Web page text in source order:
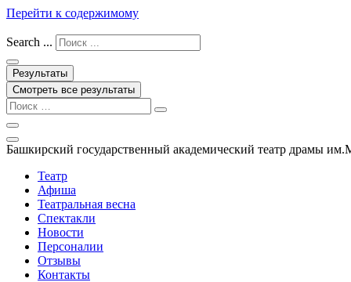
Перейти к содержимому
Search ...
Результаты
Смотреть все результаты
Башкирский государственный академический театр драмы
Театр
Афиша
Театральная весна
Спектакли
Новости
Персоналии
Отзывы
Контакты